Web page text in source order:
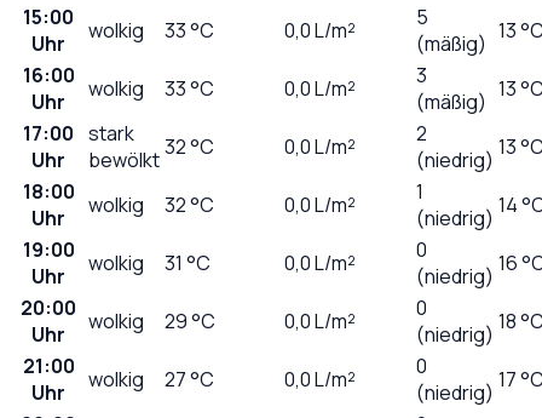
15:00
Uhr
wolkig 33°C 0,0L/m²
5
(mäßig) 13
16:00
Uhr
wolkig 33°C 0,0L/m²
3
(mäßig) 13
17:00
Uhr
stark
bewölkt32°C 0,0L/m²
2
(niedrig) 13
18:00
Uhr
wolkig 32°C 0,0L/m²
1
(niedrig) 14
19:00
Uhr
wolkig 31 °C 0,0L/m²
0
(niedrig) 16
20:00
Uhr
wolkig 29°C 0,0L/m²
0
(niedrig) 18
21:00
Uhr
wolkig 27°C 0,0L/m²
0
(niedrig) 17